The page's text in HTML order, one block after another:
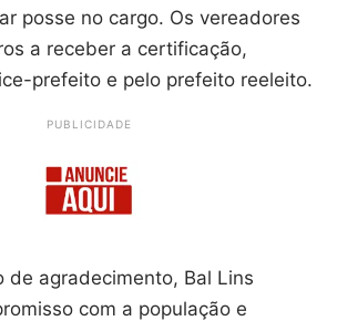
posse no cargo. Os vereadores
a receber a certificação,
prefeito e pelo prefeito reeleito.
PUBLICIDADE
de agradecimento, Bal Lins
com a população e